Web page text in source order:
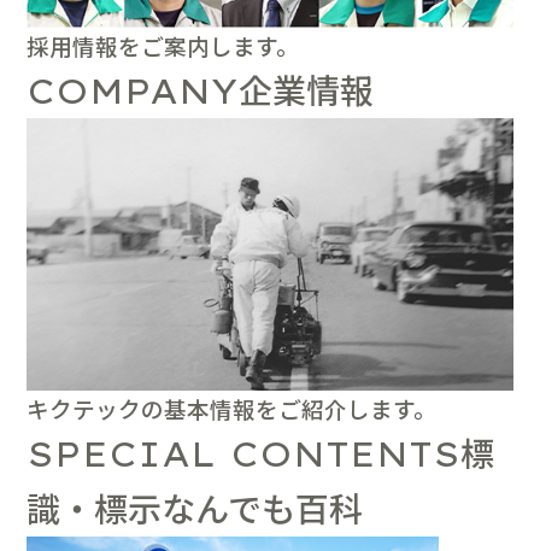
採用情報をご案内します。
COMPANY企業情報
キクテックの基本情報をご紹介します。
SPECIAL CONTENTS標
識・標示なんでも百科